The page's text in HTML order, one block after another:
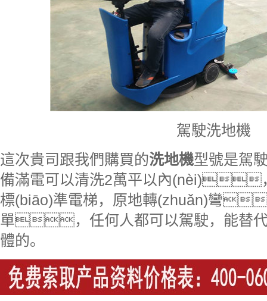
駕駛洗地機
這次貴司跟我們購買的洗地機型號是駕
備滿電可以清洗2萬平以內(nèi)
標(biāo)準電梯，原地轉(zhuǎn)彎
單，任何人都可以駕駛，能替
體的。